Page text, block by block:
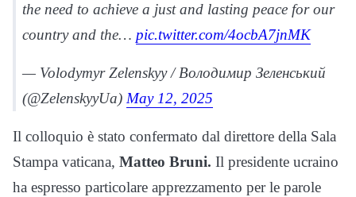
the need to achieve a just and lasting peace for our
country and the… pic.twitter.com/4ocbA7jnMK
— Volodymyr Zelenskyy / Володимир Зеленський
(@ZelenskyyUa) May 12, 2025
Il colloquio è stato confermato dal direttore della Sala
Stampa vaticana, Matteo Bruni. Il presidente ucraino
ha espresso particolare apprezzamento per le parole